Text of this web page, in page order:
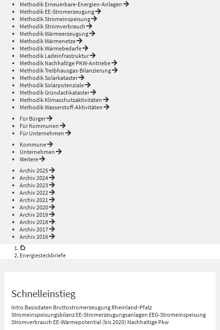
Methodik Erneuerbare-Energien-Anlagen
Methodik EE-Stromerzeugung
Methodik Stromeinspeisung
Methodik Stromverbrauch
Methodik Wärmeerzeugung
Methodik Wärmenetze
Methodik Wärmebedarfe
Methodik Ladeinfrastruktur
Methodik Nachhaltige PKW-Antriebe
Methodik Treibhausgas-Bilanzierung
Methodik Solarkataster
Methodik Solarpotenziale
Methodik Gründachkataster
Methodik Klimaschutzaktivitäten
Methodik Wasserstoff-Aktivitäten
Für Bürger
Für Kommunen
Für Unternehmen
Kommune
Unternehmen
Weitere
Archiv 2025
Archiv 2024
Archiv 2023
Archiv 2022
Archiv 2021
Archiv 2020
Archiv 2019
Archiv 2018
Archiv 2017
Archiv 2016
Energiesteckbriefe
Schnelleinstieg
Intro Basisdaten Bruttostromerzeugung Rheinland-Pfalz
Stromeinspeisungsbilanz EE-Stromerzeugungsanlagen EEG-Stromeinspeisung
Stromverbrauch EE-Wärmepotential (bis 2020) Nachhaltige Pkw